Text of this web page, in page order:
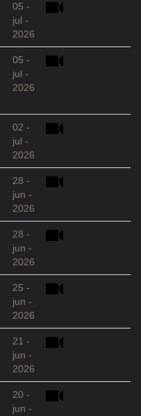
05 -
jul -
2026
05 -
jul -
2026
02 -
jul -
2026
28 -
jun -
2026
28 -
jun -
2026
25 -
jun -
2026
21 -
jun -
2026
20 -
jun -